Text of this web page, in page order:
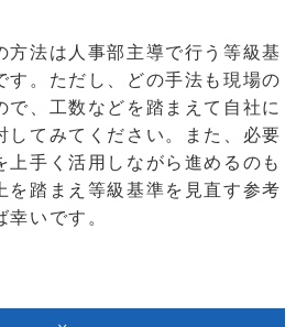
方法は人事部主導で行う等級基
す。ただし、どの手法も現場の
で、工数などを踏まえて自社に
してみてください。また、必要
上手く活用しながら進めるのも
を踏まえ等級基準を見直す参考
いです。